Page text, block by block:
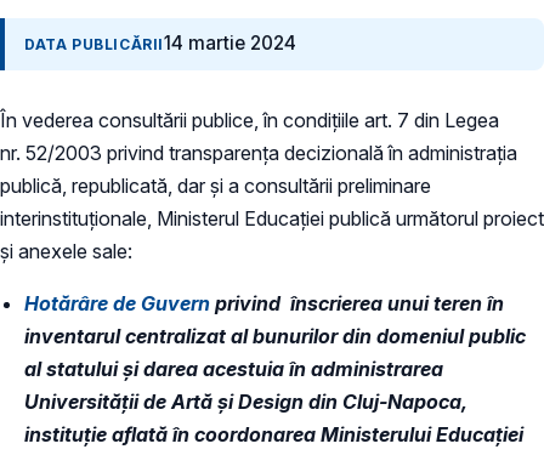
DATA PUBLICĂRII14 martie 2024
În vederea consultării publice, în condiţiile art. 7 din Legea
nr. 52/2003 privind transparenţa decizională în administraţia
publică, republicată, dar și a consultării preliminare
interinstituționale, Ministerul Educaţiei publică următorul proiect
și anexele sale:
Hotărâre de Guvern privind înscrierea unui teren în
inventarul centralizat al bunurilor din domeniul public
al statului și darea acestuia în administrarea
Universității de Artă și Design din Cluj-Napoca,
instituție aflată în coordonarea Ministerului Educației